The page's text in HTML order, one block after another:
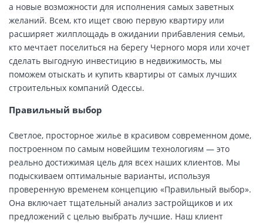
а новые возможности для исполнения самых заветных
желаний. Всем, кто ищет свою первую квартиру или
расширяет жилплощадь в ожидании прибавления семьи,
кто мечтает поселиться на берегу Черного моря или хочет
сделать выгодную инвестицию в недвижимость, мы
поможем отыскать и купить квартиры от самых лучших
строительных компаний Одессы.
Правильный выбор
Светлое, просторное жилье в красивом современном доме,
построенном по самым новейшим технологиям — это
реально достижимая цель для всех наших клиентов. Мы
подыскиваем оптимальные варианты, используя
проверенную временем концепцию «Правильный выбор».
Она включает тщательный анализ застройщиков и их
предложений с целью выбрать лучшие. Наш клиент